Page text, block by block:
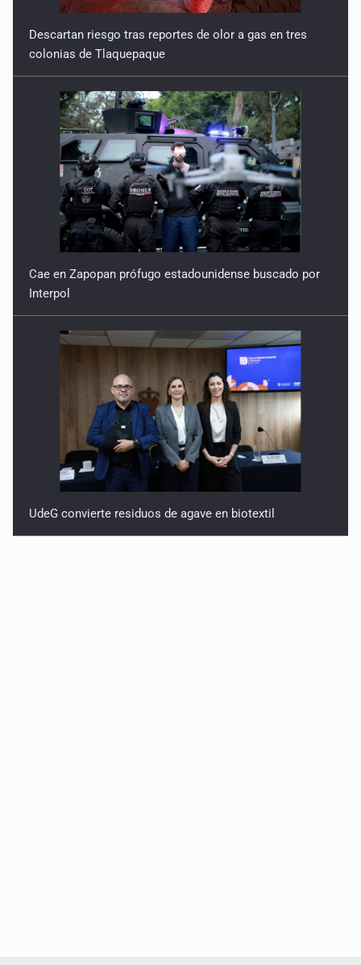
Descartan riesgo tras reportes de olor a gas en tres
colonias de Tlaquepaque
Cae en Zapopan prófugo estadounidense buscado por
Interpol
UdeG convierte residuos de agave en biotextil